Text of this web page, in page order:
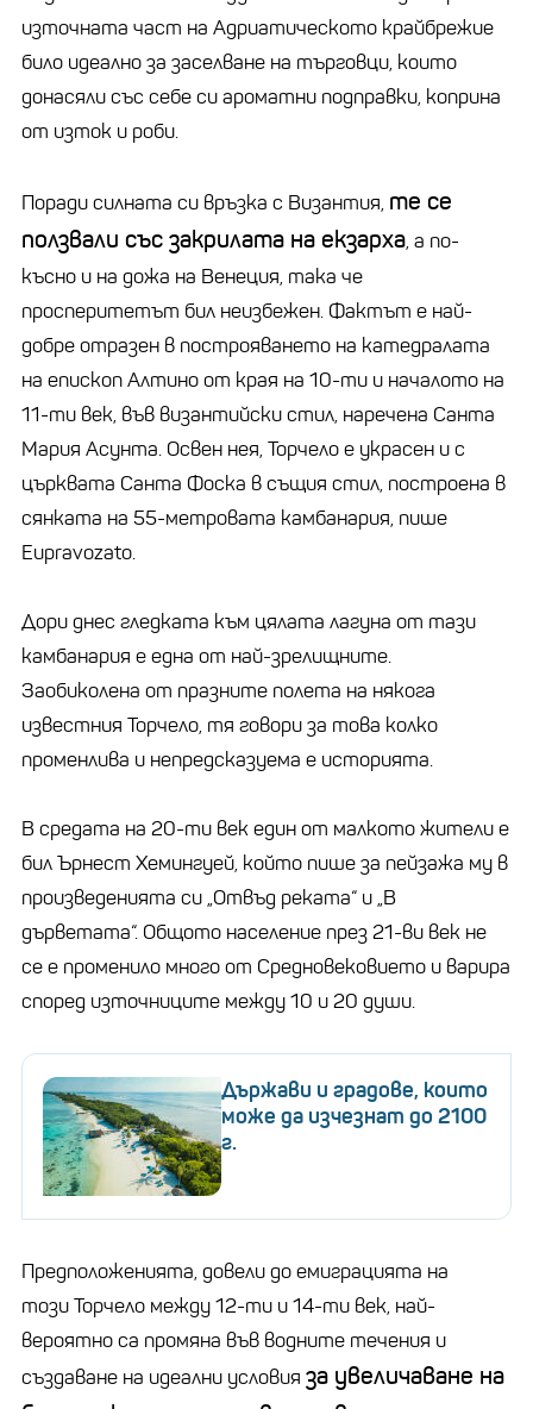
източната част на Адриатическото крайбрежие
било идеално за заселване на търговци, които
донасяли със себе си ароматни подправки, коприна
от изток и роби.
Поради силната си връзка с Византия, те се
ползвали със закрилата на екзарха, а по-
късно и на дожа на Венеция, така че
просперитетът бил неизбежен. Фактът е най-
добре отразен в построяването на катедралата
на епископ Алтино от края на 10-ти и началото на
11-ти век, във византийски стил, наречена Санта
Мария Асунта. Освен нея, Торчело е украсен и с
църквата Санта Фоска в същия стил, построена в
сянката на 55-метровата камбанария, пише
Eupravozato.
Дори днес гледката към цялата лагуна от тази
камбанария е една от най-зрелищните.
Заобиколена от празните полета на някога
известния Торчело, тя говори за това колко
променлива и непредсказуема е историята.
В средата на 20-ти век един от малкото жители е
бил Ърнест Хемингуей, който пише за пейзажа му в
произведенията си „Отвъд реката“ и „В
дърветата“. Общото население през 21-ви век не
се е променило много от Средновековието и варира
според източниците между 10 и 20 души.
Държави и градове, които
може да изчезнат до 2100
г.
Предположенията, довели до емиграцията на
този Торчело между 12-ти и 14-ти век, най-
вероятно са промяна във водните течения и
създаване на идеални условия за увеличаване на